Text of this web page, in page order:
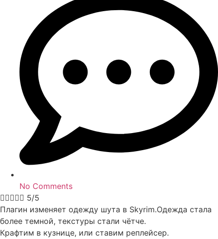
No Comments
 5/5
Плагин изменяет одежду шута в Skyrim.Одежда стала
более темной, текстуры стали чётче.
Крафтим в кузнице, или ставим реплейсер.